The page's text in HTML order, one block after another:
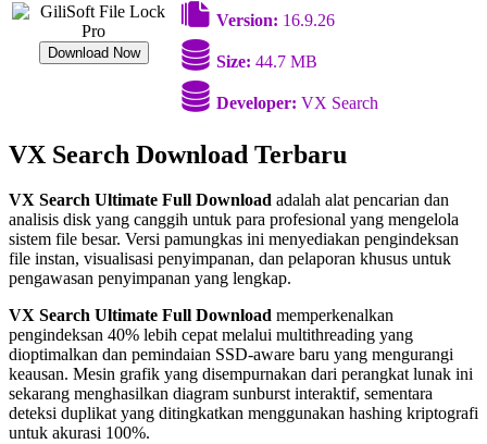
Download Now
Version: 16.9.26
Size: 44.7 MB
Developer: VX Search
VX Search Download Terbaru
VX Search Ultimate Full Download adalah alat pencarian dan
analisis disk yang canggih untuk para profesional yang mengelola
sistem file besar. Versi pamungkas ini menyediakan pengindeksan
file instan, visualisasi penyimpanan, dan pelaporan khusus untuk
pengawasan penyimpanan yang lengkap.
VX Search Ultimate Full Download memperkenalkan
pengindeksan 40% lebih cepat melalui multithreading yang
dioptimalkan dan pemindaian SSD-aware baru yang mengurangi
keausan. Mesin grafik yang disempurnakan dari perangkat lunak ini
sekarang menghasilkan diagram sunburst interaktif, sementara
deteksi duplikat yang ditingkatkan menggunakan hashing kriptografi
untuk akurasi 100%.